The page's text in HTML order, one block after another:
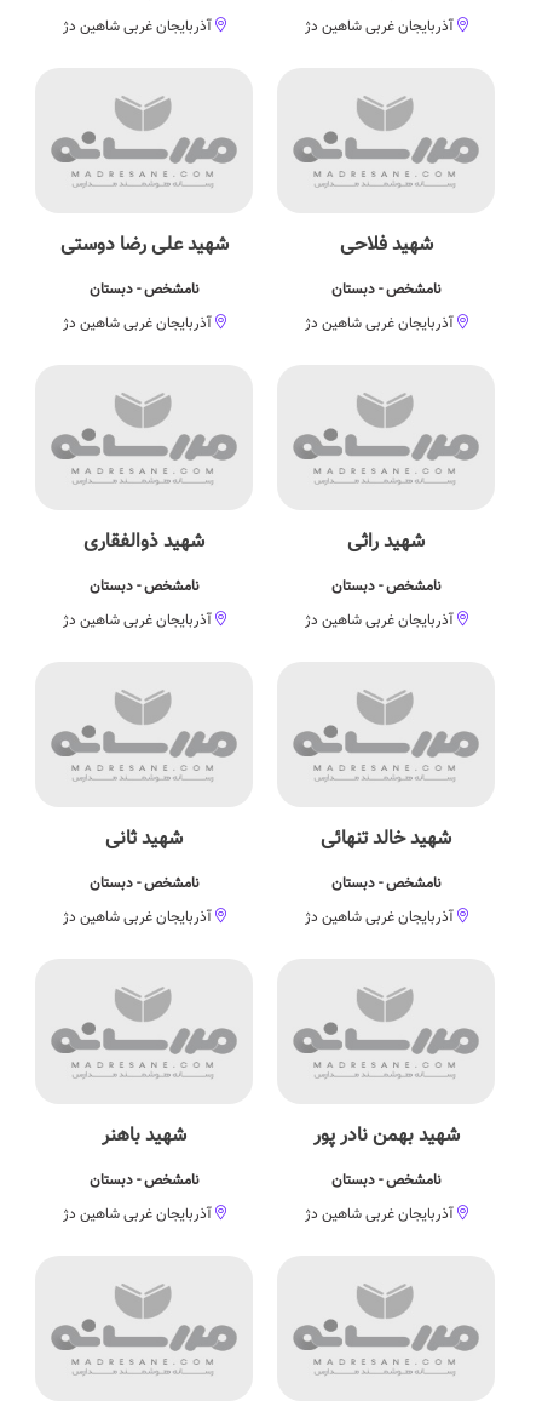
آذربایجان غربی شاهین دژ
آذربایجان غربی شاهین دژ
شهید فلاحی
نامشخص - دبستان
آذربایجان غربی شاهین دژ
شهید علی رضا دوستی
نامشخص - دبستان
آذربایجان غربی شاهین دژ
شهید راثی
نامشخص - دبستان
آذربایجان غربی شاهین دژ
شهید ذوالفقاری
نامشخص - دبستان
آذربایجان غربی شاهین دژ
شهید خالد تنهائی
نامشخص - دبستان
آذربایجان غربی شاهین دژ
شهید ثانی
نامشخص - دبستان
آذربایجان غربی شاهین دژ
شهید بهمن نادر پور
نامشخص - دبستان
آذربایجان غربی شاهین دژ
شهید باهنر
نامشخص - دبستان
آذربایجان غربی شاهین دژ